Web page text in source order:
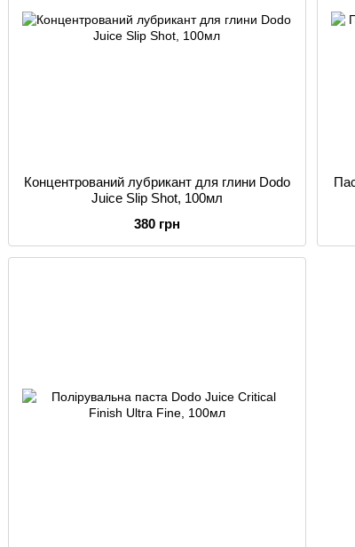
Концентрований лубрикант для глини Dodo
Juice Slip Shot, 100мл
380 грн